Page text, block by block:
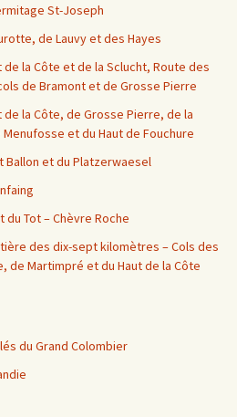
St-Joseph
de Lauvy et des Hayes
de la Côte et de la Sclucht, Route des
de Bramont et de Grosse Pierre
de la Côte, de Grosse Pierre, de la
et du Haut de Fouchure
Ballon et du Platzerwaesel
du Tot – Chèvre Roche
des dix-sept kilomètres – Cols des
de Martimpré et du Haut de la Côte
du Grand Colombier